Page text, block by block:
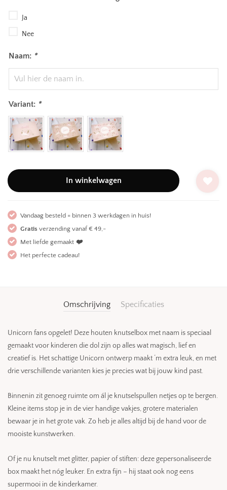
Ja
Nee
Naam: *
Variant: *
In winkelwagen
Vandaag besteld = binnen 3 werkdagen in huis!
Gratis verzending vanaf € 49,-
Met liefde gemaakt ❤️
Het perfecte cadeau!
Omschrijving Specificaties
Unicorn fans opgelet! Deze houten knutselbox met naam is speciaal
gemaakt voor kinderen die dol zijn op alles wat magisch, lief en
creatief is. Het schattige Unicorn ontwerp maakt ‘m extra leuk, en met
drie verschillende varianten kies je precies wat bij jouw kind past.
Binnenin zit genoeg ruimte om ál je knutselspullen netjes op te bergen.
Kleine items stop je in de vier handige vakjes, grotere materialen
bewaar je in het grote vak. Zo heb je alles altijd bij de hand voor de
mooiste kunstwerken.
Of je nu knutselt met glitter, papier of stiften: deze gepersonaliseerde
box maakt het nóg leuker. En extra fijn – hij staat ook nog eens
supermooi in de kinderkamer.